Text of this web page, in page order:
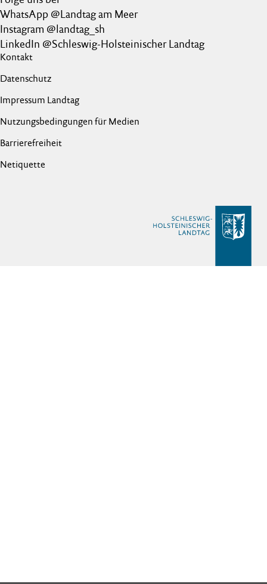
WhatsApp @Landtag am Meer
Instagram @landtag_sh
LinkedIn @Schleswig-Holsteinischer Landtag
Kontakt
Datenschutz
Impressum Landtag
Nutzungsbedingungen für Medien
Barrierefreiheit
Netiquette